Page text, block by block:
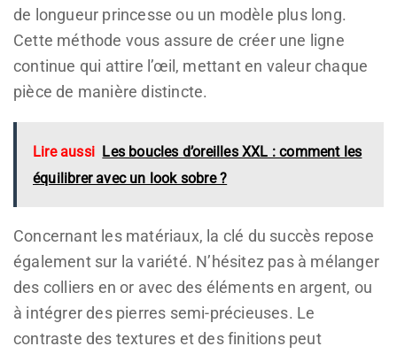
de longueur princesse ou un modèle plus long.
Cette méthode vous assure de créer une ligne
continue qui attire l’œil, mettant en valeur chaque
pièce de manière distincte.
Lire aussi Les boucles d’oreilles XXL : comment les
équilibrer avec un look sobre ?
Concernant les matériaux, la clé du succès repose
également sur la variété. N’hésitez pas à mélanger
des colliers en or avec des éléments en argent, ou
à intégrer des pierres semi-précieuses. Le
contraste des textures et des finitions peut